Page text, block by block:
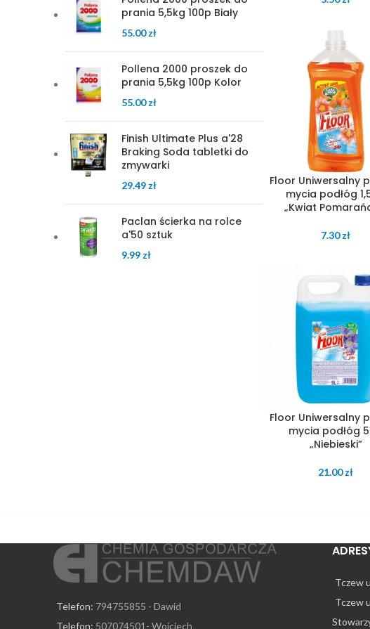
prania 5,5kg 100p Biały
55.00zł
Pollena 2000 proszek do
prania 5,5kg 100p Kolor
55.00zł
Finish Ultimate Plus a'28
Braking Soda tabletki do
zmywarki
29.49 zł
Paclan ścierka na rolce
a'50 sztuk
9.99 zł
Floor Uniwersalny
mycia podłóg
„Kwiat
7.30zł
Floor Uniwersalny
mycia podłóg
„Niebieski”
21.00zł
Telefon: 794755855 - Dawid
Telefon: 507074501- Wojciech
Tczew
Tczew